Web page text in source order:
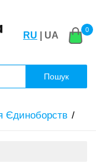
RU | UA
0
Пошук
Єдиноборств